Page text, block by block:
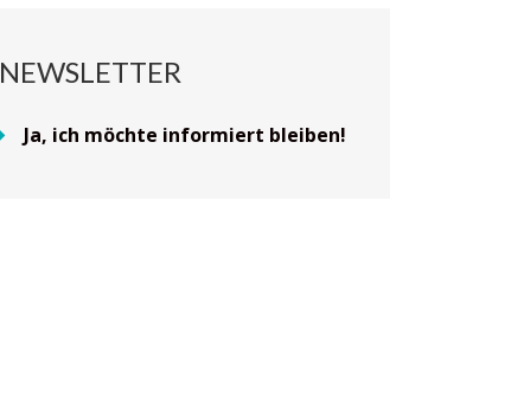
NEWSLETTER
Ja, ich möchte informiert bleiben!